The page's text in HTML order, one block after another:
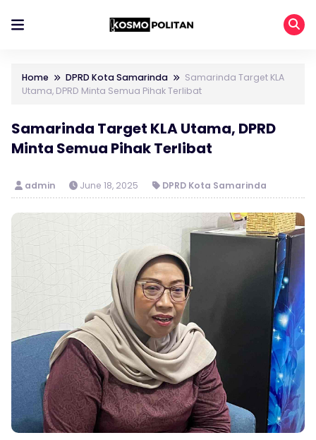
Home DPRD Kota Samarinda
Samarinda Target KLA
Utama, DPRD Minta Semua Pihak Terlibat
Samarinda Target KLA Utama, DPRD
Minta Semua Pihak Terlibat
admin June 18, 2025 DPRD Kota Samarinda